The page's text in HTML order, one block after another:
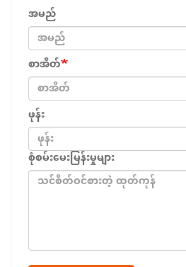
အမည်
စာအိတ်
ဖုန်း
စုံစမ်းမေးမြန်းမှုများ